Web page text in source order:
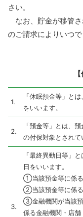
さい。
なお、貯金が移管さ
のご請求によりいつで
1.
「休眠預金等」と
をいいます。
2.
「預金等」とは、
の付保対象とされて
3.
「最終異動日等」
日をいいます。
①当該預金等に係る
②当該預金等に係る
③金融機関が当該預
係る金融機関・店